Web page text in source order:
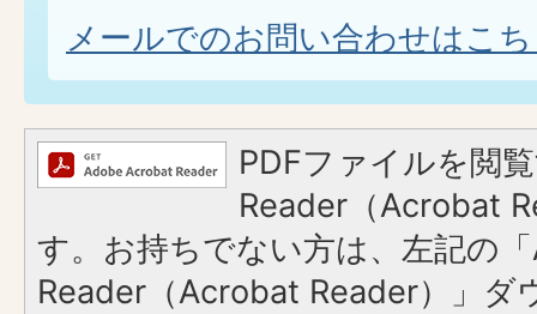
メールでのお問い合わせはこ
PDFファイルを閲
Reader（Acrobat
す。お持ちでない方は、左記の
Reader（Acrobat Reader）」ダ